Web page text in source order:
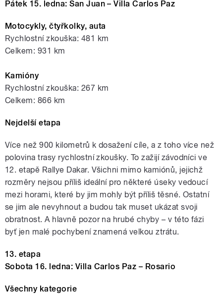
Pátek 15. ledna: San Juan – Villa Carlos Paz
Motocykly, čtyřkolky, auta
Rychlostní zkouška: 481 km
Celkem: 931 km
Kamióny
Rychlostní zkouška: 267 km
Celkem: 866 km
Nejdelší etapa
Více než 900 kilometrů k dosažení cíle, a z toho více než
polovina trasy rychlostní zkoušky. To zažijí závodníci ve
12. etapě Rallye Dakar. Všichni mimo kamiónů, jejichž
rozměry nejsou příliš ideální pro některé úseky vedoucí
mezi horami, které by jim mohly být příliš těsné. Ostatní
se jim ale nevyhnout a budou tak muset ukázat svoji
obratnost. A hlavně pozor na hrubé chyby – v této fázi
byť jen malé pochybení znamená velkou ztrátu.
13. etapa
Sobota 16. ledna: Villa Carlos Paz – Rosario
Všechny kategorie